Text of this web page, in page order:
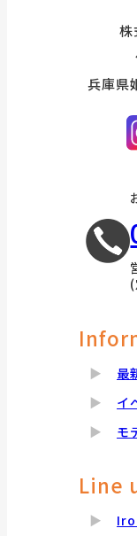
株
兵庫県
最
イ
モ
Line